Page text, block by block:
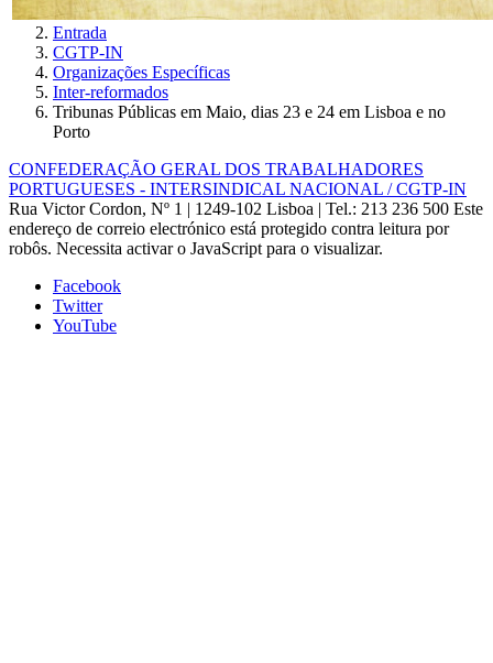
Entrada
CGTP-IN
Organizações Específicas
Inter-reformados
Tribunas Públicas em Maio, dias 23 e 24 em Lisboa e no
Porto
CONFEDERAÇÃO GERAL DOS TRABALHADORES
PORTUGUESES - INTERSINDICAL NACIONAL / CGTP-IN
Rua Victor Cordon, Nº 1 | 1249-102 Lisboa | Tel.: 213 236 500 Este
endereço de correio electrónico está protegido contra leitura por
robôs. Necessita activar o JavaScript para o visualizar.
Facebook
Twitter
YouTube